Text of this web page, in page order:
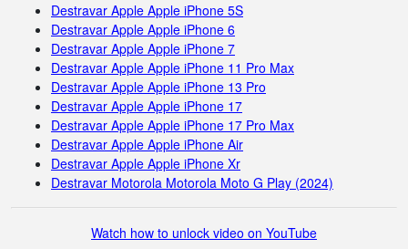
Destravar Apple Apple iPhone 5S
Destravar Apple Apple iPhone 6
Destravar Apple Apple iPhone 7
Destravar Apple Apple iPhone 11 Pro Max
Destravar Apple Apple iPhone 13 Pro
Destravar Apple Apple iPhone 17
Destravar Apple Apple iPhone 17 Pro Max
Destravar Apple Apple iPhone Air
Destravar Apple Apple iPhone Xr
Destravar Motorola Motorola Moto G Play (2024)
Watch how to unlock video on YouTube